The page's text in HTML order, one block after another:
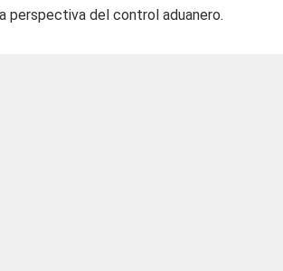
perspectiva del control aduanero.